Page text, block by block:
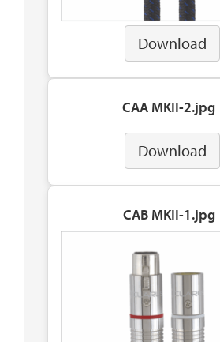
Download
CAA MKII-2.jpg
Download
CAB MKII-1.jpg